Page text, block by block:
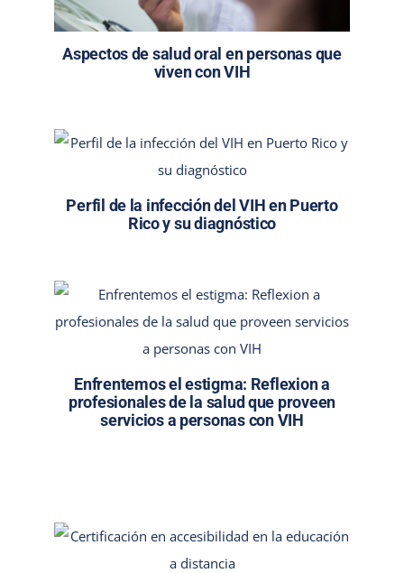
Aspectos de salud oral en personas que
viven con VIH
Perfil de la infección del VIH en Puerto
Rico y su diagnóstico
Enfrentemos el estigma: Reflexion a
profesionales de la salud que proveen
servicios a personas con VIH